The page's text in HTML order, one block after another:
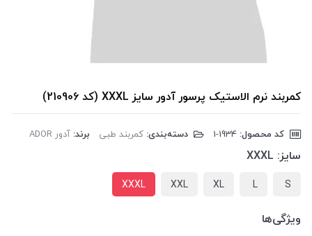
کمربند نرم الاستیک پرسور آدور سایز XXXL (کد 210906)
کد محصول: دسته‌بندی: کمربند طبی برند: آدور ADOR
سایز: XXXL
S
L
XL
XXL
XXXL
ویژگی‌ها